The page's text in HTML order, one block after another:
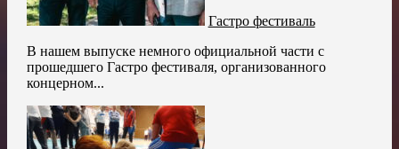
Гастро фестиваль
В нашем выпуске немного официальной части с
прошедшего Гастро фестиваля, организованного
концерном...